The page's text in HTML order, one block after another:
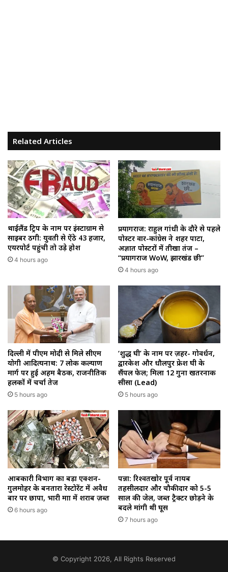
Related Articles
थाईलैंड ट्रिप के नाम पर इंस्टाग्राम से
साइबर ठगी: युवती से ऐंठे ₹43 हजार,
एयरपोर्ट पहुंची तो उड़े होश
4 hours ago
प्रयागराज: राहुल गांधी के दौरे से पहले
पोस्टर वार-कांग्रेस ने शहर पाटा,
अज्ञात पोस्टरों में तीखा तंज –
“प्रयागराज WoW, झारखंड छी”
4 hours ago
दिल्ली में पीएम मोदी से मिले सीएम
योगी आदित्यनाथ: 7 लोक कल्याण
मार्ग पर हुई अहम बैठक, राजनीतिक
हलकों में चर्चा तेज
5 hours ago
‘शुद्ध घी’ के नाम पर ज़हर- गोवर्धन,
द्वारकेश और धौलपुर फ्रेश घी के
सैंपल फेल; मिला 12 गुना खतरनाक
सीसा (Lead)
5 hours ago
आबकारी विभाग का बड़ा एक्शन-
गुलमोहर के बनतारा रेस्टोरेंट में अवैध
बार पर छापा, भारी मात्रा में शराब ज़ब्त
6 hours ago
पन्ना: रिश्वतखोर पूर्व नायब
तहसीलदार और चौकीदार को 5-5
साल की जेल, जब्त ट्रैक्टर छोड़ने के
बदले मांगी थी घूस
7 hours ago
© Copyright 2026, All Rights Reserved